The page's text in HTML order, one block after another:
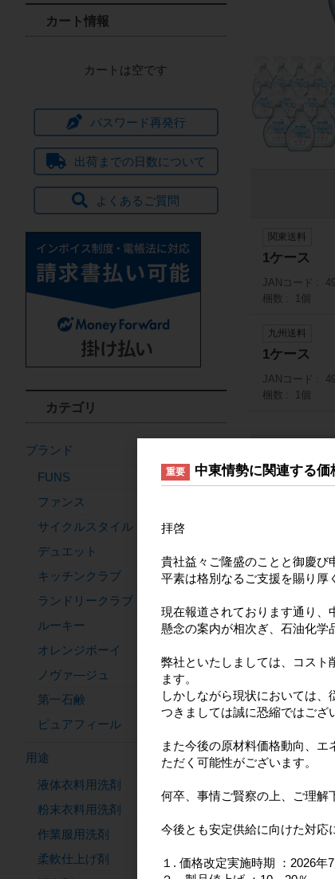
関東送料
1ケース
JANコード
梱数
1個
九州送料
1ケース
JANコード
梱数
1個
ファンストイ
菌・消臭 詰替
カート情報
カートは空です
パスワード再発行
出荷までの日数について
よくあるご質問
カテゴリ
ブランド
FUNS
ファンス
サイクルスタイル
デュエット
キッチンクラブ
ランドリークラブ
ルーキー
オレンジボーイ
ノヴァ―ジュ
第一石鹸
ピュアフィール
用途
液体衣料用洗剤
粉末衣料用洗剤
作業服用洗剤
柔軟仕上げ剤
重要 中東情勢に関連する
拝啓
貴社益々ご隆盛のことと御慶び
平素は格別なるご支援を賜り厚
現在報道されております通り、
懸念の案内が相次ぎ、石油化学
弊社といたしましては、コスト
ます。
しかしながら現状においては、
つきましては誠に恐縮ではござ
また今後の原材料価格動向、
ただく可能性がございます。
何卒、事情ご賢察の上、ご理解
今後とも安定供給に向けた対応
１. 価格改定実施時期 ：2026年